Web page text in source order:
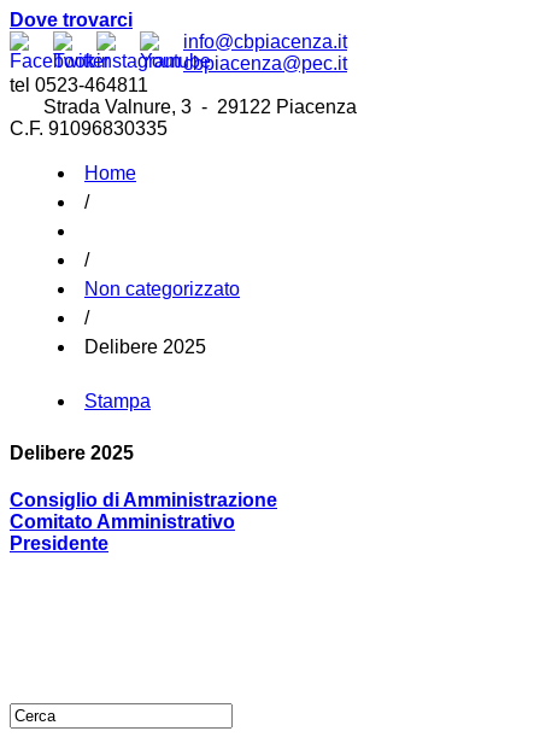
Dove trovarci
info@cbpiacenza.it
cbpiacenza@pec.it
tel 0523-464811
Strada Valnure, 3 - 29122 Piacenza
C.F. 91096830335
Home
/
/
Non categorizzato
/
Delibere 2025
Stampa
Delibere 2025
Consiglio di Amministrazione
Comitato Amministrativo
Presidente